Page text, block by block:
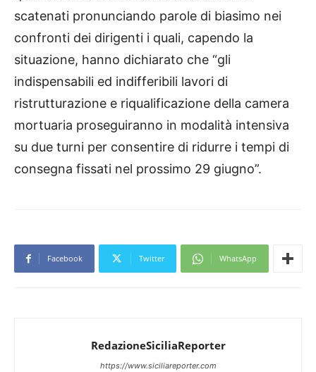
scatenati pronunciando parole di biasimo nei
confronti dei dirigenti i quali, capendo la
situazione, hanno dichiarato che “gli
indispensabili ed indifferibili lavori di
ristrutturazione e riqualificazione della camera
mortuaria proseguiranno in modalità intensiva
su due turni per consentire di ridurre i tempi di
consegna fissati nel prossimo 29 giugno”.
Facebook Twitter WhatsApp
RedazioneSiciliaReporter
https://www.siciliareporter.com